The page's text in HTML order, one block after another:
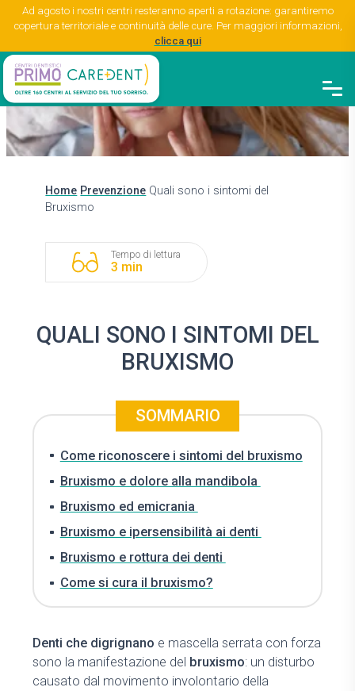
Ad agosto i nostri centri resteranno aperti a rotazione: garantiremo
copertura territoriale e continuità delle cure. Per maggiori informazioni,
clicca qui
Home Prevenzione Quali sono i sintomi del
Bruxismo
Tempo di lettura
3 min
QUALI SONO I SINTOMI DEL
BRUXISMO
SOMMARIO
Come riconoscere i sintomi del bruxismo
Bruxismo e dolore alla mandibola
Bruxismo ed emicrania
Bruxismo e ipersensibilità ai denti
Bruxismo e rottura dei denti
Come si cura il bruxismo?
Denti che digrignano e mascella serrata con forza
sono la manifestazione del bruxismo: un disturbo
causato dal movimento involontario della